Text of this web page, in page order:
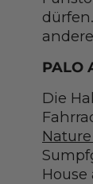
PALO
Die
House